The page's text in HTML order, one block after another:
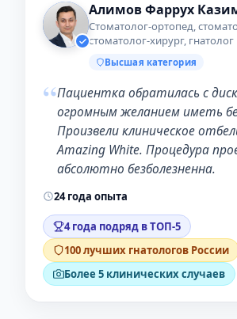
Алимов Фаррух
Стоматолог-ортопед,
стоматолог-хирург, гнатолог
Высшая категория
“Пациентка обратилась с
огромным желанием иметь
Произвели клиническое
Amazing White. Процедура
абсолютно безболезненна.
24 года опыта
4 года подряд в ТОП-5
100 лучших гнатологов России
Более 5 клинических случаев